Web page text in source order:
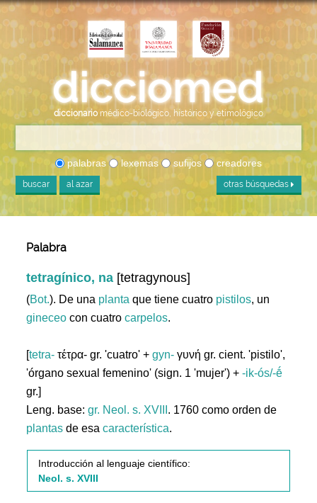
diccionario médico-biológico, histórico y etimológico
palabras lexemas sufijos creadores
buscar al azar otras búsquedas
Palabra
tetragínico, na [tetragynous]
(Bot.). De una planta que tiene cuatro pistilos, un
gineceo con cuatrocarpelos.
[tetra- τέτρα- gr. 'cuatro' +gyn- γυνή gr. cient. 'pistilo',
'órgano sexual femenino' (sign. 1 'mujer') +-ik-ós/-ḗ
gr.]
Leng. base:gr. Neol. s. XVIII . 1760 como orden de
plantas de esacaracterística.
Introducción al lenguaje científico:
Neol. s. XVIII